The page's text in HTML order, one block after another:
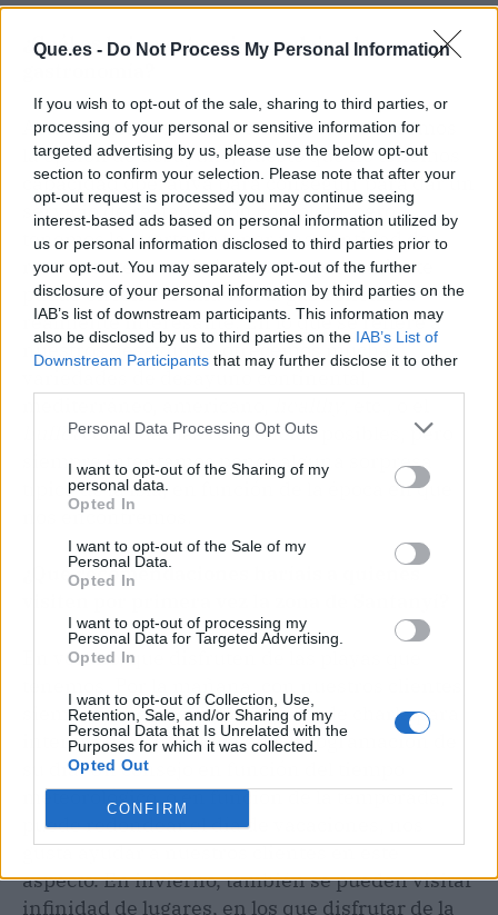
Que.es - Do Not Process My Personal Information
If you wish to opt-out of the sale, sharing to third parties, or
processing of your personal or sensitive information for
targeted advertising by us, please use the below opt-out
section to confirm your selection. Please note that after your
opt-out request is processed you may continue seeing
interest-based ads based on personal information utilized by
us or personal information disclosed to third parties prior to
your opt-out. You may separately opt-out of the further
disclosure of your personal information by third parties on the
IAB’s list of downstream participants. This information may
also be disclosed by us to third parties on the IAB’s List of
Downstream Participants that may further disclose it to other
Personal Data Processing Opt Outs
I want to opt-out of the Sharing of my
personal data.
Opted In
I want to opt-out of the Sale of my
Personal Data.
Opted In
I want to opt-out of processing my
Personal Data for Targeted Advertising.
Opted In
I want to opt-out of Collection, Use,
Retention, Sale, and/or Sharing of my
Personal Data that Is Unrelated with the
Purposes for which it was collected.
Opted Out
CONFIRM
¿Cuál es la importancia que dais a la
Actualmente, en nuestro hotel, solo ofrecemos
la opción de desayuno, puesto que no tenemos
capacidad operativa para conseguir para dar un
servicio de restauración completo, pero
tenemos la suerte de tener una cantidad de
restaurantes alrededor, en los que el cliente
puede encontrar una oferta gastronómica
realmente interesante. En lo que se refiere a
nuestros desayunos, ofrecemos muchas
variedades de desayuno continental,
buffetcon todas las referencias posibles, pero
siempre intentamos poner alguna sorpresa
típica de la isla, en función de la época en que
nos encontremos.
¿Qué recomendaciones haríais a quienes
En verano, que disfruten de las playas que
siempre tenemos ese momento de charla para
intentar dar una ayuda en la programación de
su día. Un consejo en función del tiempo
meteorológico, o en función de la temporada,
puede redondear el día de vacaciones, nos
gusta ayudar a nuestros clientes en este
aspecto. En invierno, también se pueden visitar
infinidad de lugares, en los que disfrutar de la